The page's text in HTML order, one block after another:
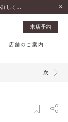
来店予約
店舗のご案内
次